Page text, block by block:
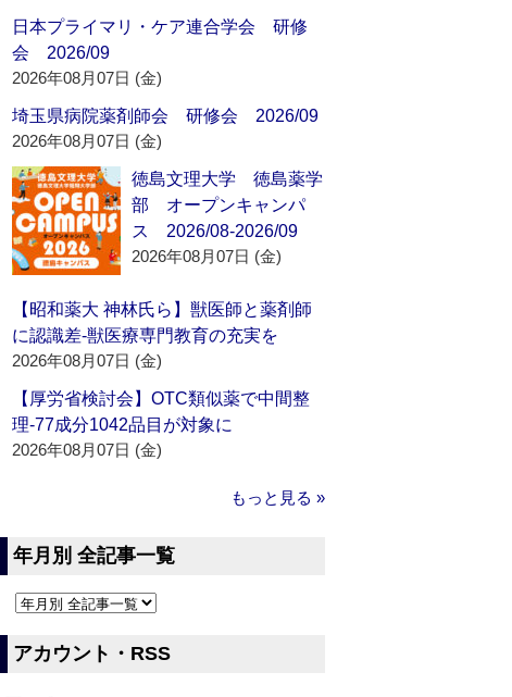
日本プライマリ・ケア連合学会 研修
会 2026/09
2026年08月07日 (金)
埼玉県病院薬剤師会 研修会 2026/09
2026年08月07日 (金)
徳島文理大学 徳島薬学
部 オープンキャンパ
ス 2026/08-2026/09
2026年08月07日 (金)
【昭和薬大 神林氏ら】獣医師と薬剤師
に認識差‐獣医療専門教育の充実を
2026年08月07日 (金)
【厚労省検討会】OTC類似薬で中間整
理‐77成分1042品目が対象に
2026年08月07日 (金)
もっと見る »
年月別 全記事一覧
アカウント・RSS